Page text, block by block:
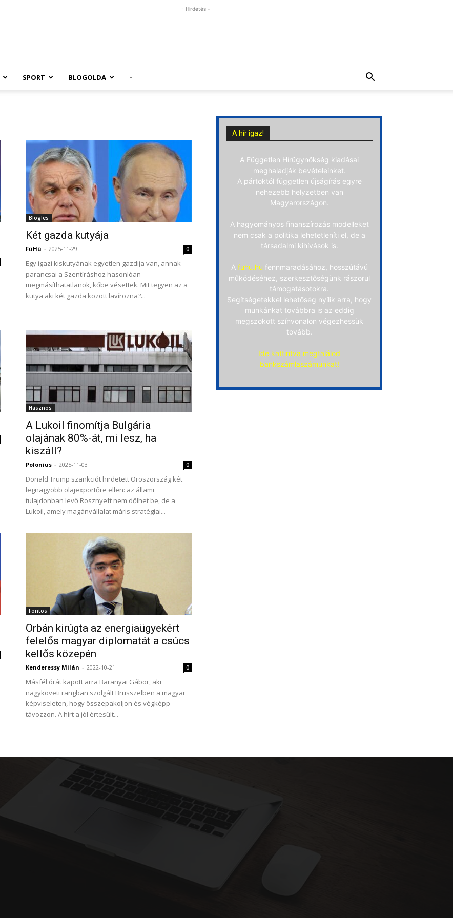
- Hirdetés -
SPORT BLOGOLDA –
Blogles
Két gazda kutyája
FüHü - 2025-11-29 0
Egy igazi kiskutyának egyetlen gazdija van, annak
parancsai a Szentíráshoz hasonlóan
megmásíthatatlanok, kőbe vésettek. Mit tegyen az a
kutya aki két gazda között lavírozna?...
Hasznos
A Lukoil finomítja Bulgária
olajának 80%-át, mi lesz, ha
kiszáll?
Polonius - 2025-11-03 0
Donald Trump szankciót hirdetett Oroszország két
legnagyobb olajexportőre ellen: az állami
tulajdonban levő Rosznyeft nem dőlhet be, de a
Lukoil, amely magánvállalat máris stratégiai...
Fontos
Orbán kirúgta az energiaügyekért
felelős magyar diplomatát a csúcs
kellős közepén
Kenderessy Milán - 2022-10-21 0
Másfél órát kapott arra Baranyai Gábor, aki
nagyköveti rangban szolgált Brüsszelben a magyar
képviseleten, hogy összepakoljon és végképp
távozzon. A hírt a jól értesült...
A hír igaz!
A Független Hírügynökség kiadásai
meghaladják bevételeinket.
A pártoktól független újságírás egyre
nehezebb helyzetben van
Magyarországon.
A hagyományos finanszírozás modelleket
nem csak a politika lehetetleníti el, de a
társadalmi kihívások is.
A fuhu.hu fennmaradásához, hosszútávú
működéséhez, szerkesztőségünk rászorul
támogatásotokra.
Segítségetekkel lehetőség nyílik arra, hogy
munkánkat továbbra is az eddig
megszokott színvonalon végezhessük
tovább.
Ide kattintva megtalálod
bankszámlaszámunkat!